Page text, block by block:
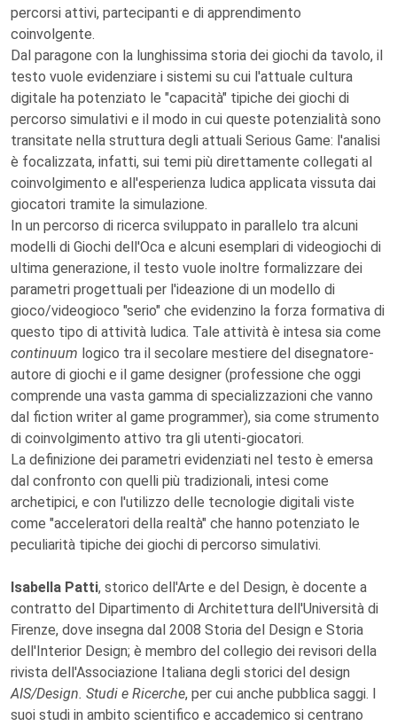
percorsi attivi, partecipanti e di apprendimento
coinvolgente.
Dal paragone con la lunghissima storia dei giochi da tavolo, il
testo vuole evidenziare i sistemi su cui l'attuale cultura
digitale ha potenziato le "capacità" tipiche dei giochi di
percorso simulativi e il modo in cui queste potenzialità sono
transitate nella struttura degli attuali Serious Game: l'analisi
è focalizzata, infatti, sui temi più direttamente collegati al
coinvolgimento e all'esperienza ludica applicata vissuta dai
giocatori tramite la simulazione.
In un percorso di ricerca sviluppato in parallelo tra alcuni
modelli di Giochi dell'Oca e alcuni esemplari di videogiochi di
ultima generazione, il testo vuole inoltre formalizzare dei
parametri progettuali per l'ideazione di un modello di
gioco/videogioco "serio" che evidenzino la forza formativa di
questo tipo di attività ludica. Tale attività è intesa sia come
continuum logico tra il secolare mestiere del disegnatore-
autore di giochi e il game designer (professione che oggi
comprende una vasta gamma di specializzazioni che vanno
dal fiction writer al game programmer), sia come strumento
di coinvolgimento attivo tra gli utenti-giocatori.
La definizione dei parametri evidenziati nel testo è emersa
dal confronto con quelli più tradizionali, intesi come
archetipici, e con l'utilizzo delle tecnologie digitali viste
come "acceleratori della realtà" che hanno potenziato le
peculiarità tipiche dei giochi di percorso simulativi.
Isabella Patti, storico dell'Arte e del Design, è docente a
contratto del Dipartimento di Architettura dell'Università di
Firenze, dove insegna dal 2008 Storia del Design e Storia
dell'Interior Design; è membro del collegio dei revisori della
rivista dell'Associazione Italiana degli storici del design
AIS/Design. Studi e Ricerche, per cui anche pubblica saggi. I
suoi studi in ambito scientifico e accademico si centrano